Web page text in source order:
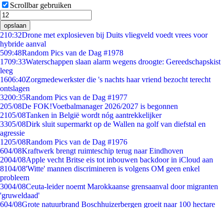
Scrollbar gebruiken
opslaan
210:32Drone met explosieven bij Duits vliegveld voedt vrees voor
hybride aanval
509:48Random Pics van de Dag #1978
1709:33Waterschappen slaan alarm wegens droogte: Gereedschapskist
leeg
1606:40Zorgmedewerkster die 's nachts haar vriend bezocht terecht
ontslagen
3200:35Random Pics van de Dag #1977
205/08De FOK!Voetbalmanager 2026/2027 is begonnen
2105/08Tanken in België wordt nóg aantrekkelijker
3305/08Dirk sluit supermarkt op de Wallen na golf van diefstal en
agressie
1205/08Random Pics van de Dag #1976
604/08Kraftwerk brengt ruimteschip terug naar Eindhoven
2004/08Apple vecht Britse eis tot inbouwen backdoor in iCloud aan
8104/08'Witte' mannen discrimineren is volgens OM geen enkel
probleem
3004/08Ceuta-leider noemt Marokkaanse grensaanval door migranten
'gruweldaad'
604/08Grote natuurbrand Boschhuizerbergen groeit naar 100 hectare